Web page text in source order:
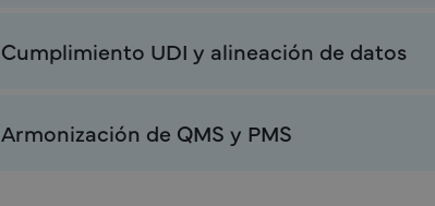
Cumplimiento UDI y alineación de datos
Armonización de QMS y PMS